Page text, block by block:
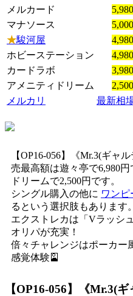
メルカード
マナソース
★駿河屋
ホビーステーション
カードラボ
アメニティドリーム
メルカリ
最新相
【OP16-056】《Mr.3(ギャ
売最高額は遊々亭で6,980
ドリームで2,500円です。
シングル購入の他に ワン
るという選択肢もあります。
エクストレカは「Vラッシ
オリパが充実！
倍々チャレンジはポーカー
感覚体験🎴
【OP16-056】《Mr.3(